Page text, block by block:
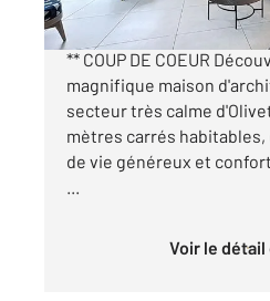
** MAGNIFIQUE MAISON
** COUP DE COEUR
magnifique maison
secteur très calme
mètres carrés
de vie généreux et
...
Voir le